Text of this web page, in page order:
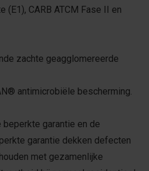
(E1), CARB ATCM Fase II en
zachte geagglomereerde
antimicrobiële bescherming.
garantie en de
garantie dekken defecten
met gezamenlijke